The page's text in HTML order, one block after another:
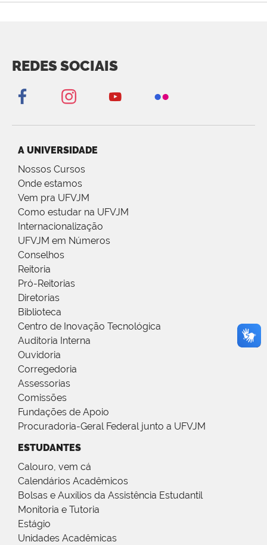
REDES SOCIAIS
A UNIVERSIDADE
Nossos Cursos
Onde estamos
Vem pra UFVJM
Como estudar na UFVJM
Internacionalização
UFVJM em Números
Conselhos
Reitoria
Pró-Reitorias
Diretorias
Biblioteca
Centro de Inovação Tecnológica
Auditoria Interna
Ouvidoria
Corregedoria
Assessorias
Comissões
Fundações de Apoio
Procuradoria-Geral Federal junto a UFVJM
ESTUDANTES
Calouro, vem cá
Calendários Acadêmicos
Bolsas e Auxílios da Assistência Estudantil
Monitoria e Tutoria
Estágio
Unidades Acadêmicas